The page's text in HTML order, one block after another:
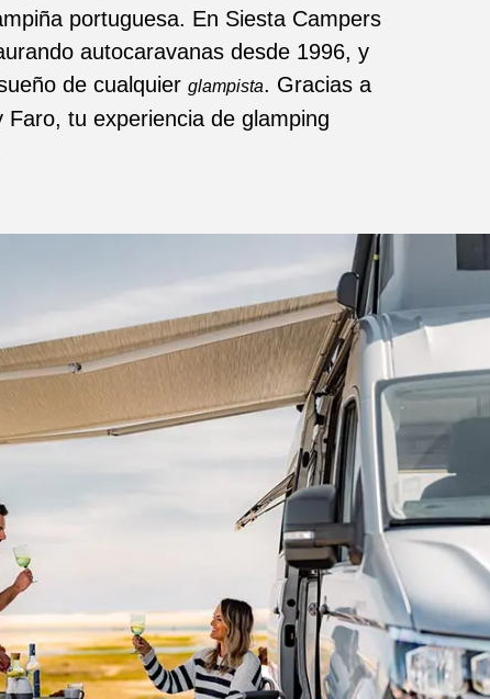
portuguesa. En Siesta Campers
autocaravanas desde 1996, y
de cualquier glampista. Gracias a
tu experiencia de glamping